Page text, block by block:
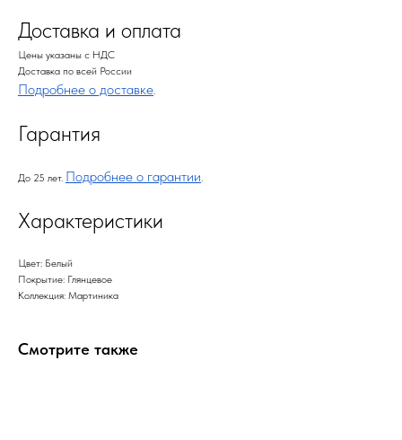
Доставка и оплата
Цены указаны с НДС
Доставка по всей России
Подробнее о доставке.
Гарантия
До 25 лет. Подробнее о гарантии.
Характеристики
Цвет: Белый
Покрытие: Глянцевое
Коллекция: Мартиника
Смотрите также